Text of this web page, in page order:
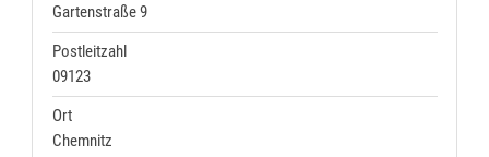
Gartenstraße 9
Postleitzahl
09123
Ort
Chemnitz